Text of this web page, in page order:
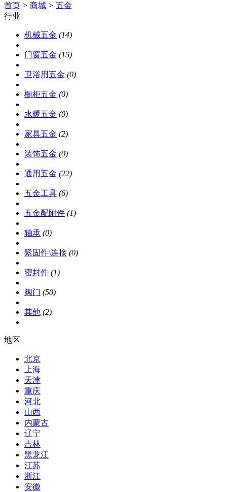
首页 > 商城 > 五金
行业
机械五金 (14)
门窗五金 (15)
卫浴用五金 (0)
橱柜五金 (0)
水暖五金 (0)
家具五金 (2)
装饰五金 (0)
通用五金 (22)
五金工具 (6)
五金配附件 (1)
轴承 (0)
紧固件\连接 (0)
密封件 (1)
阀门 (50)
其他 (2)
地区
北京
上海
天津
重庆
河北
山西
内蒙古
辽宁
吉林
黑龙江
江苏
浙江
安徽